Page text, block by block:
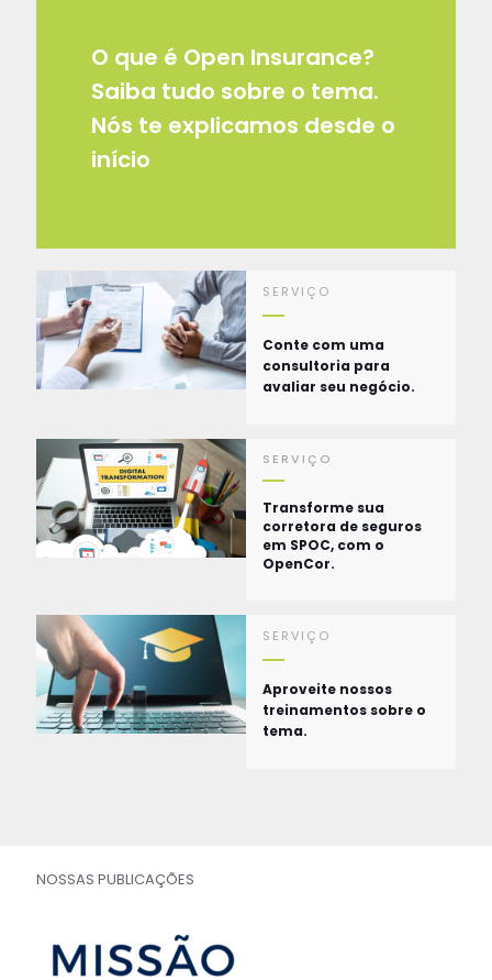
O que é Open Insurance?
Saiba tudo sobre o tema.
Nós te explicamos desde o
início
SERVIÇO
Conte com uma
consultoria para
avaliar seu negócio.
SERVIÇO
Transforme sua
corretora de seguros
em SPOC, com o
OpenCor.
SERVIÇO
Aproveite nossos
treinamentos sobre o
tema.
NOSSAS PUBLICAÇÕES